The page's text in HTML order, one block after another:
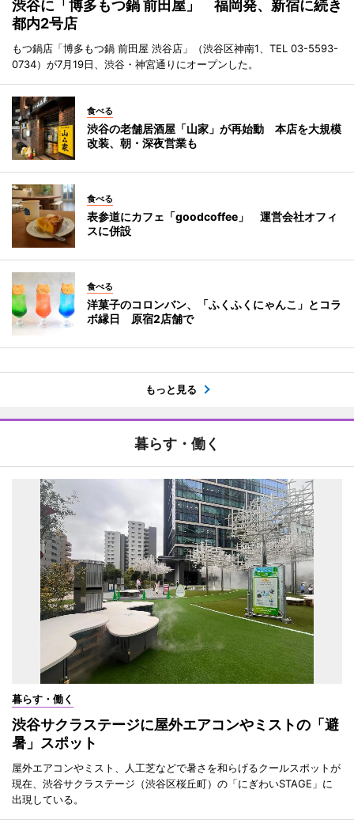
渋谷に「博多もつ鍋 前田屋」 福岡発、新宿に続き
都内2号店
もつ鍋店「博多もつ鍋 前田屋 渋谷店」（渋谷区神南1、TEL 03-5593-
0734）が7月19日、渋谷・神宮通りにオープンした。
食べる
渋谷の老舗居酒屋「山家」が再始動 本店を大規模
改装、朝・深夜営業も
食べる
表参道にカフェ「goodcoffee」 運営会社オフィ
スに併設
食べる
洋菓子のコロンバン、「ふくふくにゃんこ」とコラ
ボ縁日 原宿2店舗で
もっと見る
暮らす・働く
暮らす・働く
渋谷サクラステージに屋外エアコンやミストの「避
暑」スポット
屋外エアコンやミスト、人工芝などで暑さを和らげるクールスポットが
現在、渋谷サクラステージ（渋谷区桜丘町）の「にぎわいSTAGE」に
出現している。